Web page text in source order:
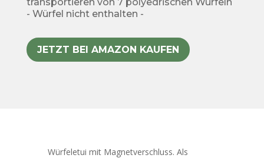
transportieren von 7 polyedrischen Würfeln
- Würfel nicht enthalten -
JETZT BEI AMAZON KAUFEN
Würfeletui mit Magnetverschluss. Als